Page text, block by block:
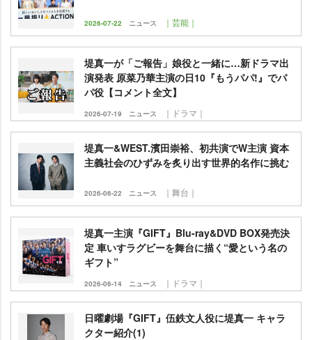
2026-07-22 ニュース ｜芸能｜
堤真一が「ご報告」娘役と一緒に…新ドラマ出
演発表 原菜乃華主演の日10『もうパパ!』でパ
パ役【コメント全文】
2026-07-19 ニュース ｜ドラマ｜
堤真一&WEST.濱田崇裕、初共演でW主演 資本
主義社会のひずみを炙り出す世界的名作に挑む
2026-06-22 ニュース ｜舞台｜
堤真一主演『GIFT』Blu-ray&DVD BOX発売決
定 車いすラグビーを舞台に描く“愛という名の
ギフト”
2026-06-14 ニュース ｜ドラマ｜
日曜劇場『GIFT』伍鉄文人役に堤真一 キャラ
クター紹介(1)